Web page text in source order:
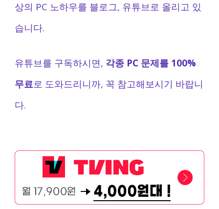
상의 PC 노하우를 블로그, 유튜브로 올리고 있
습니다.
유튜브를 구독하시면, 각종 PC 문제를 100%
무료로 도와드리니까, 꼭 참고해보시기 바랍니
다.